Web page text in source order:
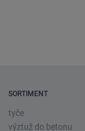
SORTIMENT
tyče
výztuž do betonu